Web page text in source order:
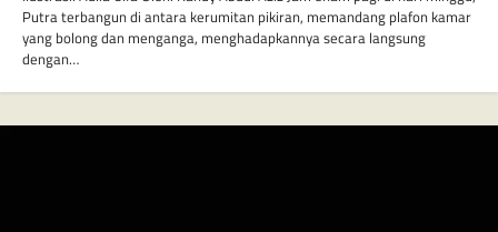
Putra terbangun di antara kerumitan pikiran, memandang plafon kamar
yang bolong dan menganga, menghadapkannya secara langsung
dengan…